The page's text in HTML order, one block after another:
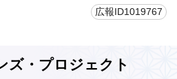
広報ID1019767
ズ・プロジェクト